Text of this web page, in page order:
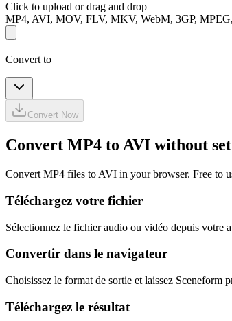
Click to upload or drag and drop
MP4, AVI, MOV, FLV, MKV, WebM, 3GP,
Convert to
Convert Now
Convert MP4 to AVI without
Convert MP4 files to AVI in your browser. Free to
Téléchargez votre fichier
Sélectionnez le fichier audio ou vidéo depuis votre
Convertir dans le navigateur
Choisissez le format de sortie et laissez Sceneform
Téléchargez le résultat